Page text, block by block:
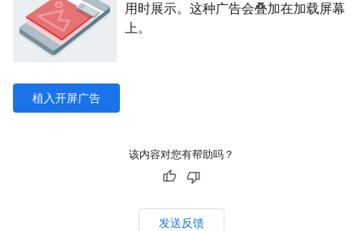
用时展示。这种广告会叠加在加载屏幕
上。
植入开屏广告
该内容对您有帮助吗？
发送反馈